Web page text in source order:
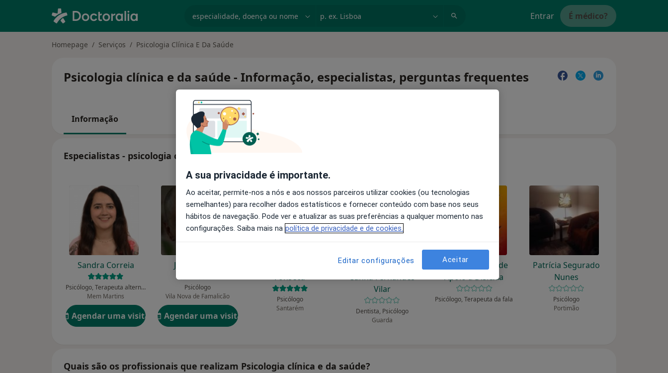
Entrar É médico?
Homepage Serviços Psicologia Clínica E Da Saúde
Psicologia clínica e da saúde - Informação, especialistas, perguntas frequentes
Informação
Especialistas - psicologia clínica e da saúde
Sandra Correia
Psicólogo, Terapeuta alternativo
Mem Martins
Agendar uma visita
Jorge Veloso
Psicólogo
Vila Nova de Famalicão
Agendar uma visita
Fonseca
Psicólogo
Santarém
Rita Maria Leitão
Cunha Fernandes
Vilar
Dentista, Psicólogo
Guarda
Gad - Gabinete de
Apoio à Dislexia
Psicólogo, Terapeuta da fala
Patrícia Segurado
Nunes
Psicólogo
Portimão
Quais são os profissionais que realizam Psicologia clínica e da saúde?
A sua privacidade é importante.
Ao aceitar, permite-nos a nós e aos nossos parceiros utilizar cookies (ou tecnologias
semelhantes) para recolher dados estatísticos e fornecer conteúdo com base nos seus
hábitos de navegação. Pode ver e atualizar as suas preferências a qualquer momento nas
configurações. Saiba mais na política de privacidade e de cookies.
Editar configurações Aceitar